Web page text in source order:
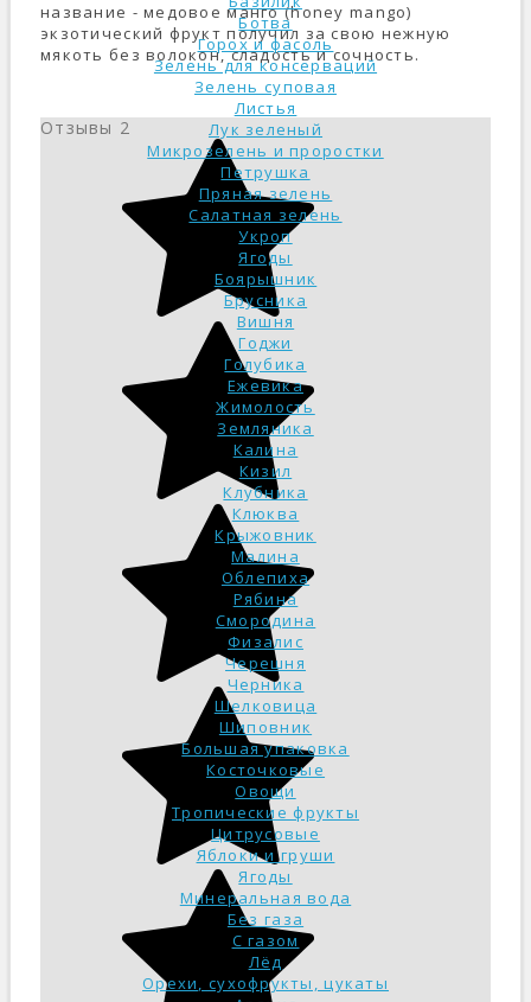
Ботва
Горох и фасоль
Зелень для консерваций
Зелень суповая
Листья
Лук зеленый
Микрозелень и проростки
Петрушка
Пряная зелень
Салатная зелень
Укроп
Ягоды
Боярышник
Брусника
Вишня
Годжи
Голубика
Ежевика
Жимолость
Земляника
Калина
Кизил
Клубника
Клюква
Крыжовник
Малина
Облепиха
Рябина
Смородина
Физалис
Черешня
Черника
Шелковица
Шиповник
Большая упаковка
Косточковые
Овощи
Тропические фрукты
Цитрусовые
Яблоки и груши
Ягоды
Минеральная вода
Без газа
С газом
Лёд
Орехи, сухофрукты, цукаты
название - медовое манго (honey mango)
экзотический фрукт получил за свою нежную
мякоть без волокон, сладость и сочность.
Отзывы 2